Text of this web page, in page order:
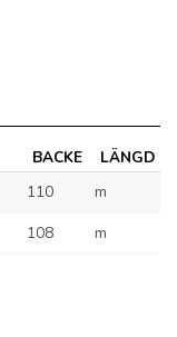
BACKE
LÄNGD
110
m
108 m